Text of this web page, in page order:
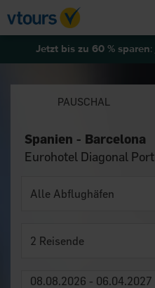
Jetzt bis zu 60 % sparen:
PAUSCHAL
Spanien - Barcelona
Eurohotel Diagonal Port
2 Reisende
08.08.2026 - 06.04.2027